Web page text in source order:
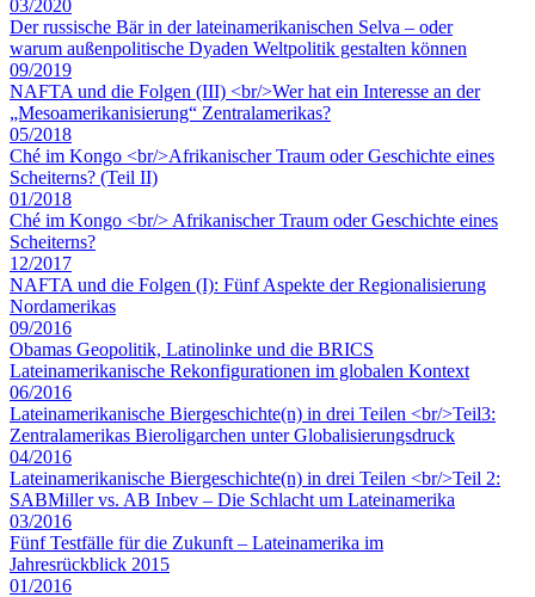
03/2020
Der russische Bär in der lateinamerikanischen Selva – oder
warum außenpolitische Dyaden Weltpolitik gestalten können
09/2019
NAFTA und die Folgen (III) <br/>Wer hat ein Interesse an der
„Mesoamerikanisierung“ Zentralamerikas?
05/2018
Ché im Kongo <br/>Afrikanischer Traum oder Geschichte eines
Scheiterns? (Teil II)
01/2018
Ché im Kongo <br/> Afrikanischer Traum oder Geschichte eines
Scheiterns?
12/2017
NAFTA und die Folgen (I): Fünf Aspekte der Regionalisierung
Nordamerikas
09/2016
Obamas Geopolitik, Latinolinke und die BRICS
Lateinamerikanische Rekonfigurationen im globalen Kontext
06/2016
Lateinamerikanische Biergeschichte(n) in drei Teilen <br/>Teil3:
Zentralamerikas Bieroligarchen unter Globalisierungsdruck
04/2016
Lateinamerikanische Biergeschichte(n) in drei Teilen <br/>Teil 2:
SABMiller vs. AB Inbev – Die Schlacht um Lateinamerika
03/2016
Fünf Testfälle für die Zukunft – Lateinamerika im
Jahresrückblick 2015
01/2016